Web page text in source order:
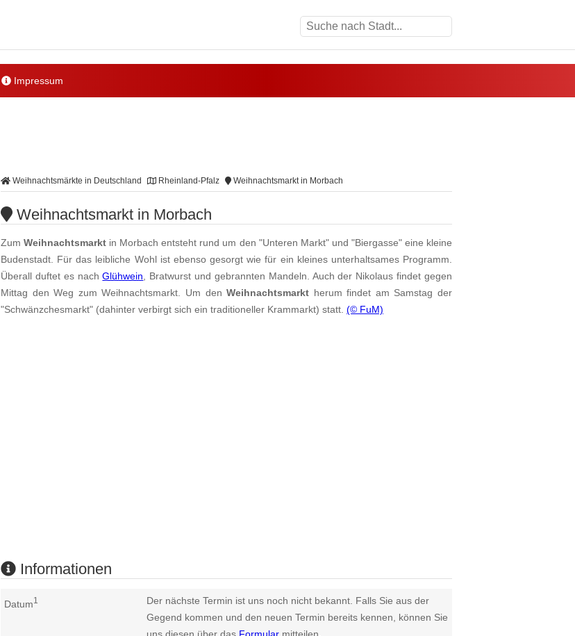
Impressum
Weihnachtsmärkte in Deutschland Rheinland-Pfalz Weihnachtsmarkt in Morbach
Weihnachtsmarkt in Morbach
ZumWeihnachtsmarkt in Morbach entsteht rund um den "Unteren Markt" und "Biergasse" eine kleine
Budenstadt. Für das leibliche Wohl ist ebenso gesorgt wie für ein kleines unterhaltsames Programm.
Überall duftet es nachGlühwein, Bratwurst und gebrannten Mandeln. Auch der Nikolaus findet gegen
Mittag den Weg zum Weihnachtsmarkt. Um denWeihnachtsmarkt herum findet am Samstag der
"Schwänzchesmarkt" (dahinter verbirgt sich ein traditioneller Krammarkt) statt. (© FuM)
Informationen
Datum1
Der nächste Termin ist uns noch nicht bekannt. Falls Sie aus der
Gegend kommen und den neuen Termin bereits kennen, können Sie